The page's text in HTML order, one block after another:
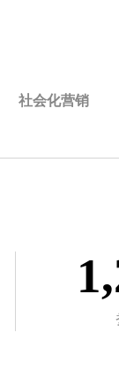
社会化营销